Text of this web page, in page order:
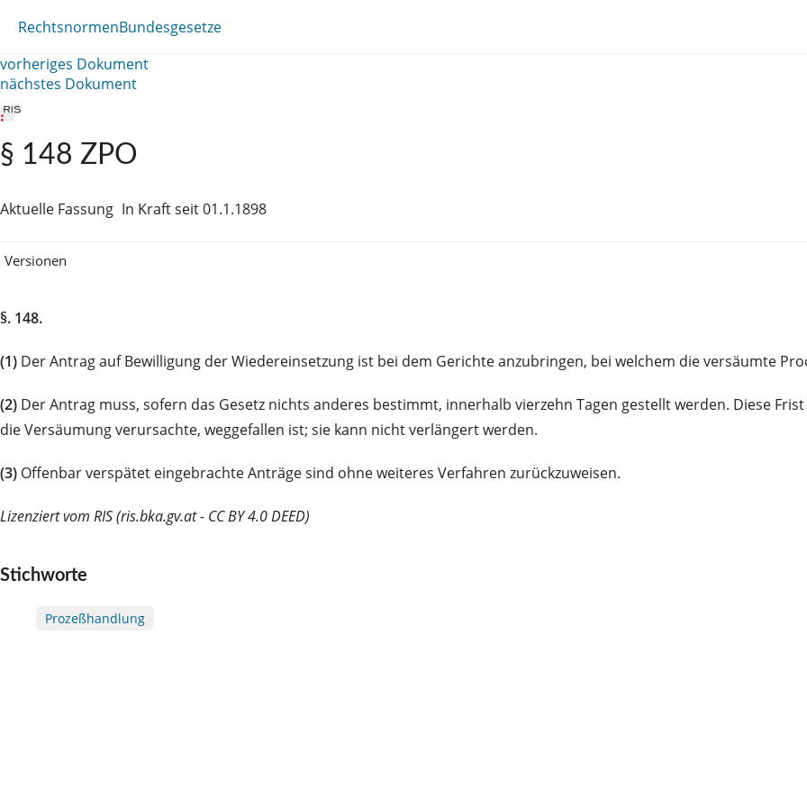
RechtsnormenBundesgesetze
vorheriges Dokument
nächstes Dokument
§ 148 ZPO
Aktuelle Fassung In Kraft seit 01.1.1898
Versionen
§. 148.
(1) Der Antrag auf Bewilligung der Wiedereinsetzung ist bei dem Gerichte anzubringen, bei welchem die versäumte
(2) Der Antrag muss, sofern das Gesetz nichts anderes bestimmt, innerhalb vierzehn Tagen gestellt werden. Diese
die Versäumung verursachte, weggefallen ist; sie kann nicht verlängert werden.
(3) Offenbar verspätet eingebrachte Anträge sind ohne weiteres Verfahren zurückzuweisen.
Lizenziert vom RIS (ris.bka.gv.at - CC BY 4.0 DEED)
Stichworte
Prozeßhandlung